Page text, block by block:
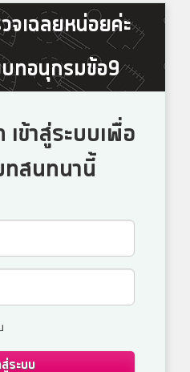
เฉลยหน่อยค่ะ
ทอนุกรมข้อ9
ข้าสู่ระบบเพื่อ
ทสนทนานี้
สู่ระบบ